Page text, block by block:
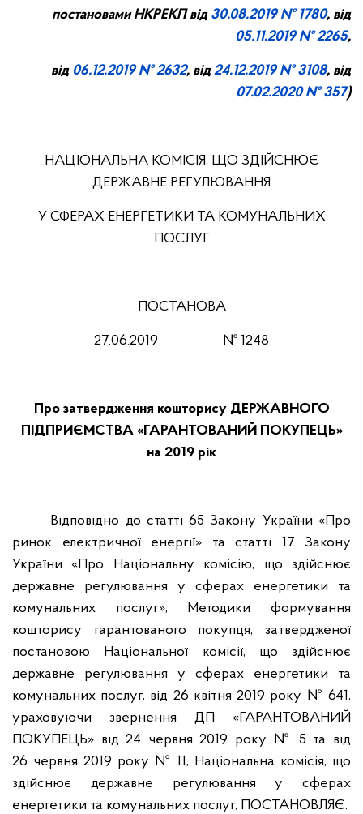
постановами НКРЕКП від 30.08.2019 №1780, від
05.11.2019 № 2265,
від 06.12.2019 № 2632, від24.12.2019 № 3108, від
07.02.2020 № 357)
НАЦІОНАЛЬНА КОМІСІЯ, ЩО ЗДІЙСНЮЄ
ДЕРЖАВНЕ РЕГУЛЮВАННЯ
У СФЕРАХ ЕНЕРГЕТИКИ ТА КОМУНАЛЬНИХ
ПОСЛУГ
ПОСТАНОВА
27.06.2019 № 1248
Про затвердження кошторису ДЕРЖАВНОГО
ПІДПРИЄМСТВА «ГАРАНТОВАНИЙ ПОКУПЕЦЬ»
на 2019 рік
Відповідно до статті 65 Закону України «Про
ринок електричної енергії» та статті 17 Закону
України «Про Національну комісію, що здійснює
державне регулювання у сферах енергетики та
комунальних послуг», Методики формування
кошторису гарантованого покупця, затвердженої
постановою Національної комісії, що здійснює
державне регулювання у сферах енергетики та
комунальних послуг, від 26 квітня 2019 року № 641,
ураховуючи звернення ДП «ГАРАНТОВАНИЙ
ПОКУПЕЦЬ» від 24 червня 2019 року № 5 та від
26 червня 2019 року № 11, Національна комісія, що
здійснює державне регулювання у сферах
енергетики та комунальних послуг, ПОСТАНОВЛЯЄ: